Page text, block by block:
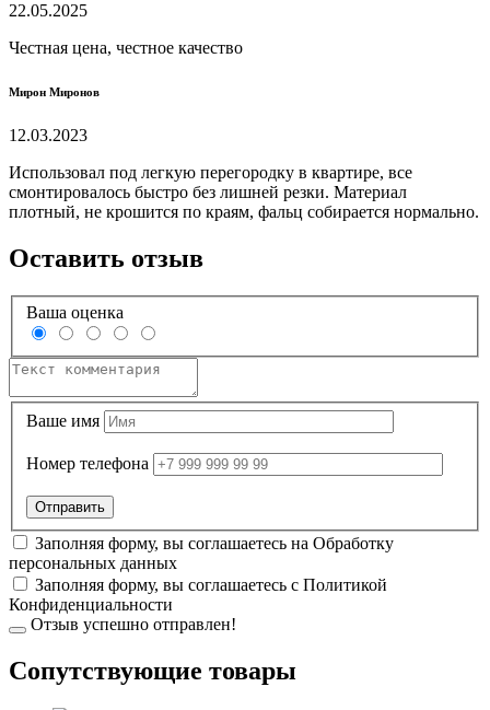
22.05.2025
Честная цена, честное качество
Мирон Миронов
12.03.2023
Использовал под легкую перегородку в квартире, все
смонтировалось быстро без лишней резки. Материал
плотный, не крошится по краям, фальц собирается нормально.
Оставить отзыв
Ваша оценка
Ваше имя
Номер телефона
Заполняя форму, вы соглашаетесь на Обработку
персональных данных
Заполняя форму, вы соглашаетесь с Политикой
Конфиденциальности
Отзыв успешно отправлен!
Cопутствующие товары